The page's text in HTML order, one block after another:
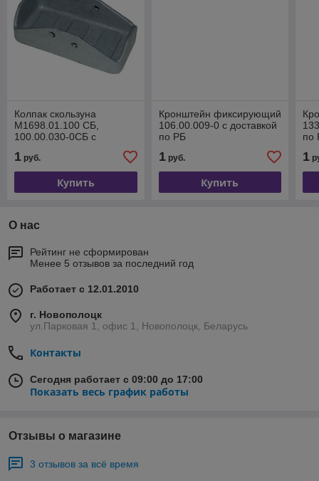
Колпак скользуна
М1698.01.100 СБ,
100.00.030-0СБ с
1 руб.
Купить
Кронштейн фиксирующий
106.00.009-0 с доставкой
по РБ
1руб.
Купить
по
1
О нас
Рейтинг не сформирован
Менее 5 отзывов за последний год
Работает с 12.01.2010
г. Новополоцк
ул.Парковая 1, офис 1, Новополоцк, Беларусь
Контакты
Сегодня работает с 09:00 до 17:00
Показать весь график работы
Отзывы о магазине
3 отзывов за всё время